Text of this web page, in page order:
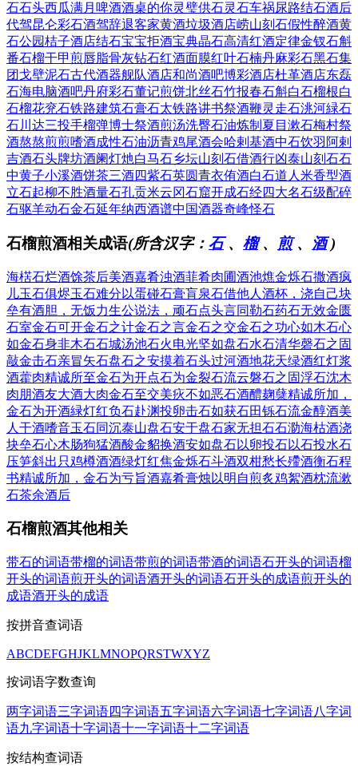
石石头西瓜满月啤酒酒桌的你灵璧供石灵石车祸尿路结石酒后
代驾昆仑彩石酒驾辞退客家黄酒垃圾酒店崂山刻石假性醉酒黄
石公园桔子酒店结石宝宝拒酒宝典晶石高清红酒定律金钗石斛
番石榴干甲煎唇脂骨灰钻石红酒面膜红叶石楠丹麻彩石黑石集
团戈壁泥石古代酒器舰队酒店和尚酒吧博彩酒店杜革酒店东磊
石海电脑酒吧丹府彩石董记煎饼北丝石竹报春石斛白石榴根白
石榴花兖石铁路建筑石膏石太铁路讲书祭酒鞭灵走石洮河緑石
石川达三投手榴弹博士祭酒煎汤洗臀石油炼制 夏目漱石梅村祭
酒熬熬煎煎嗜酒成性石油沥青鸡尾酒会哈剌基酒中石饮羽 阿剌
吉酒石头牌坊酒阑灯灺白马石乡坛山刻石借酒行凶泰山刻石石
中黄子小溪酒饼茶三酒四紫石英圆青衣侑酒白石道人 米香型酒
立石起柳不胜酒量石孔贡米云冈石窟开成石经四大名石级配碎
石驱羊动石金石延年纳西酒谱中国酒器奇峰怪石
石榴煎酒相关成语(所含汉字： 石、 榴、 煎、 酒)
海楛石烂酒馀茶后美酒嘉肴浊酒菲肴肉圃酒池燋金烁石撒酒疯
儿玉石俱烬玉石难分 以蛋碰石膏肓泉石借他人酒杯，浇自己块
垒有酒胆，无饭力生公说法，顽石点头言同勒石药石无效金匮
石室金石可开金石之计金石之言金石之交金石之功心如木石心
如金石身非木石石城汤池石火电光坚如盘石水石清华磬石之固
敲金击石亲冒矢石盘石之安摸着石头过河酒地花天绿酒红灯浆
酒藿肉精诚所至金石为开点石为金裂石流云磐石之固浮石沈木
肉朋酒友大酒大肉金石至交美疢不如恶石酒醴麹蘖精诚所加，
金石为开酒緑灯红负石赴渊投卵击石如获石田铄石流金醇酒美
人 干酒嗜音玉石同沉泰山盘石安于盘石家无担石石泐海枯酒浇
块垒石心木肠狗猛酒酸金貂换酒安如盘石以卵投石以石投水石
压笋斜出 只鸡樽酒酒绿灯红焦金烁石斗酒双柑愁长殢酒衡石程
书精诚所加，金石为亏旨酒嘉肴膏烛以明自煎炙鸡絮酒枕流漱
石茶余酒后
石榴煎酒其他相关
带石的词语带榴的词语带煎的词语带酒的词语石开头的词语榴
开头的词语煎开头的词语酒开头的词语石开头的成语煎开头的
成语酒开头的成语
按拼音查词语
ABCDEFGHJKLMNOPQRSTWXYZ
按词语字数查询
两字词语三字词语四字词语五字词语六字词语七字词语八字词
语九字词语十字词语十一字词语十二字词语
按结构查词语